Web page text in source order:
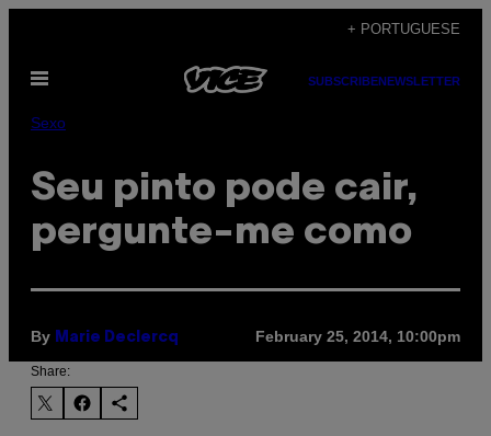
content
+ PORTUGUESE
Open
SUBSCRIBENEWSLETTER
Sexo
Seu pinto pode cair,
pergunte-me como
By Marie Declercq February 25, 2014, 10:00pm
Share: